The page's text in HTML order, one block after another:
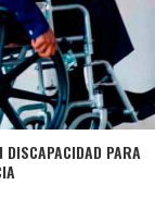
PARA